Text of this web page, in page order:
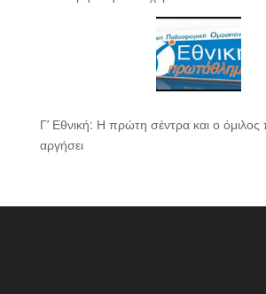
Γ’ Εθνική: Η πρώτη σέντρα και ο
αργήσει